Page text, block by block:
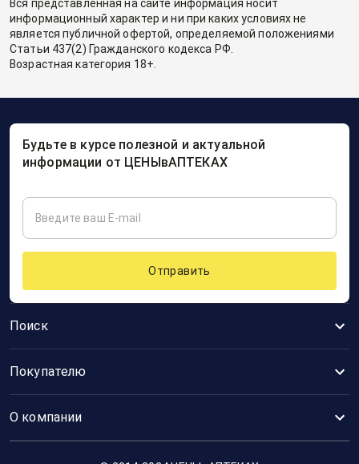
Вся представленная на сайте информация носит
информационный характер и ни при каких условиях не
является публичной офертой, определяемой положениями
Статьи 437(2) Гражданского кодекса РФ.
Возрастная категория 18+.
Поиск
Покупателю
О компании
Будьте в курсе полезной и актуальной
информации от ЦЕНЫвАПТЕКАХ
Отправить